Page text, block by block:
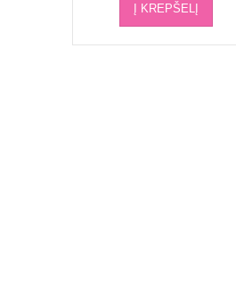
Į KREPŠELĮ